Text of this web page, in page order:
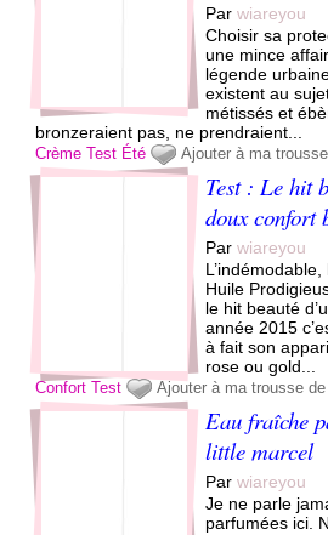
Parwiareyou
Choisir sa
une mince
légende
existent au
métissés et
bronzeraient pas, ne prendraient...
Crème Test Été Ajouter à ma
Test : Le hit
doux confort
Parwiareyou
Huile
le hit beauté
année 2015
à fait son
rose ou gold...
Confort Test Ajouter à ma trousse
Eau fraîche
little marcel
Parwiareyou
Je ne parle
parfumées ici.